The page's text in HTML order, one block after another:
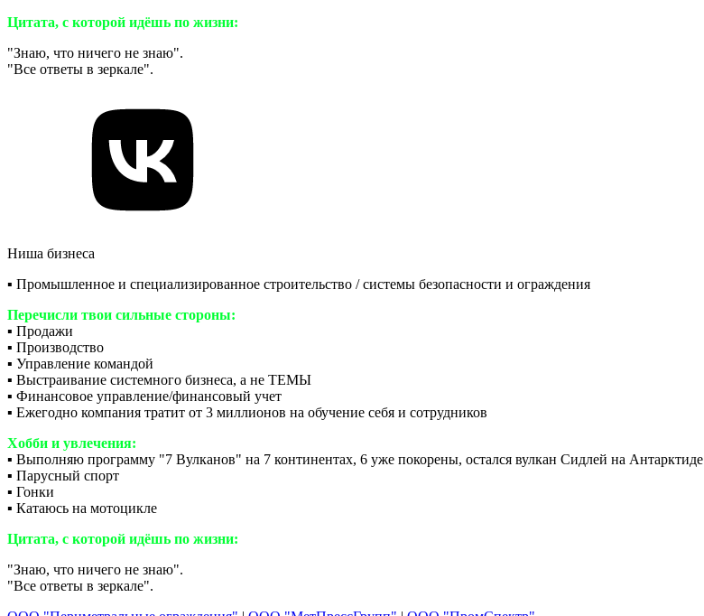
Цитата, с которой идёшь по жизни:
"Знаю, что ничего не знаю".
"Все ответы в зеркале".
Ниша бизнеса
▪️ Промышленное и специализированное строительство / системы безопасности и ограждения
Перечисли твои сильные стороны:
▪️ Продажи
▪️ Производство
▪️ Управление командой
▪️ Выстраивание системного бизнеса, а не ТЕМЫ
▪️ Финансовое управление/финансовый учет
▪️ Ежегодно компания тратит от 3 миллионов на обучение себя и сотрудников
Хобби и увлечения:
▪️ Выполняю программу "7 Вулканов" на 7 континентах, 6 уже покорены, остался вулкан Сидлей на Антарктиде
▪️ Парусный спорт
▪️ Гонки
▪️ Катаюсь на мотоцикле
Цитата, с которой идёшь по жизни:
"Знаю, что ничего не знаю".
"Все ответы в зеркале".